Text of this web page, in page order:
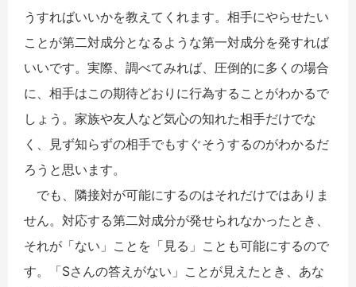
うすればいいかを教えてくれます。相手にやらせたい
ことが第二対成分となるような第一対成分を発すれば
いいです。実際、調べてみれば、圧倒的に多くの場合
に、相手はこの期待どおりに行為することがわかるで
しょう。家族や友人など気心の知れた相手だけでな
く、見ず知らずの相手でもすぐそうするのがわかるだ
ろうと思います。
でも、隣接対が可能にするのはそれだけではありま
せん。対応する第二対成分が発せられなかったとき、
それが「ない」ことを「見る」ことも可能にするので
す。「Sさんの答えがない」ことが見えたとき、あな